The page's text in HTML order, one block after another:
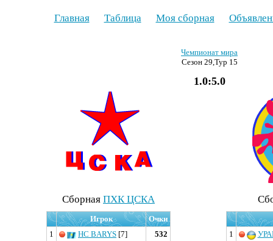
Главная Таблица Моя сборная
Чемпионат мира
Сезон 29,Тур 15
1.0:5.0
Cборная ПХК ЦСКА
Игрок
Очки
1
HC BARYS [7] 532 1